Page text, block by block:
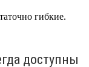
гибкие.
доступны